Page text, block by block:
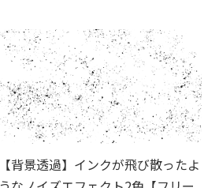
【背景透過】インクが飛び散ったよ